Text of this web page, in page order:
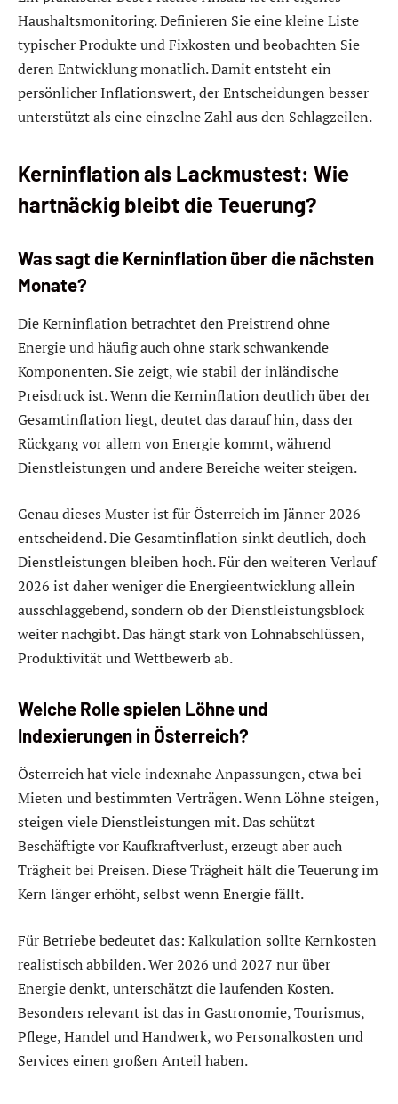
Haushaltsmonitoring. Definieren Sie eine kleine Liste
typischer Produkte und Fixkosten und beobachten Sie
deren Entwicklung monatlich. Damit entsteht ein
persönlicher Inflationswert, der Entscheidungen besser
unterstützt als eine einzelne Zahl aus den Schlagzeilen.
Kerninflation als Lackmustest: Wie
hartnäckig bleibt die Teuerung?
Was sagt die Kerninflation über die nächsten
Monate?
Die Kerninflation betrachtet den Preistrend ohne
Energie und häufig auch ohne stark schwankende
Komponenten. Sie zeigt, wie stabil der inländische
Preisdruck ist. Wenn die Kerninflation deutlich über der
Gesamtinflation liegt, deutet das darauf hin, dass der
Rückgang vor allem von Energie kommt, während
Dienstleistungen und andere Bereiche weiter steigen.
Genau dieses Muster ist für Österreich im Jänner 2026
entscheidend. Die Gesamtinflation sinkt deutlich, doch
Dienstleistungen bleiben hoch. Für den weiteren Verlauf
2026 ist daher weniger die Energieentwicklung allein
ausschlaggebend, sondern ob der Dienstleistungsblock
weiter nachgibt. Das hängt stark von Lohnabschlüssen,
Produktivität und Wettbewerb ab.
Welche Rolle spielen Löhne und
Indexierungen in Österreich?
Österreich hat viele indexnahe Anpassungen, etwa bei
Mieten und bestimmten Verträgen. Wenn Löhne steigen,
steigen viele Dienstleistungen mit. Das schützt
Beschäftigte vor Kaufkraftverlust, erzeugt aber auch
Trägheit bei Preisen. Diese Trägheit hält die Teuerung im
Kern länger erhöht, selbst wenn Energie fällt.
Für Betriebe bedeutet das: Kalkulation sollte Kernkosten
realistisch abbilden. Wer 2026 und 2027 nur über
Energie denkt, unterschätzt die laufenden Kosten.
Besonders relevant ist das in Gastronomie, Tourismus,
Pflege, Handel und Handwerk, wo Personalkosten und
Services einen großen Anteil haben.